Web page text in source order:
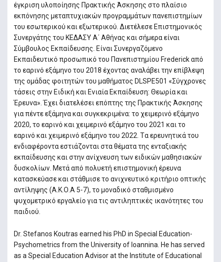
έγκριση υλοποίησης Πρακτικής Άσκησης στο πλαίσιο
εκπόνησης μεταπτυχιακών προγραμμάτων πανεπιστημίων
του εσωτερικού και εξωτερικού. Διετέλεσε Επιστημονικός
Συνεργάτης του ΚΕΔΑΣΥ Α΄ Αθήνας και σήμερα είναι
Σύμβουλος Εκπαίδευσης. Είναι Συνεργαζόμενο
Εκπαιδευτικό προσωπικό του Πανεπιστημίου Frederick από
το εαρινό εξάμηνο του 2018 έχοντας αναλάβει την επίβλεψη
της ομάδας φοιτητών του μαθήματος DLSPE501 «Σύγχρονες
τάσεις στην Ειδική και Ενιαία Εκπαίδευση: Θεωρία και
Έρευνα». Έχει διατελέσει επόπτης της Πρακτικής Άσκησης
για πέντε εξάμηνα και συγκεκριμένα: το χειμερινό εξάμηνο
2020, το εαρινό και χειμερινό εξάμηνο του 2021 και το
εαρινό και χειμερινό εξάμηνο του 2022. Tα ερευνητικά του
ενδιαφέροντα εστιάζονται στα θέματα της ενταξιακής
εκπαίδευσης και στην ανίχνευση των ειδικών μαθησιακών
δυσκολίων. Mετά από πολυετή επιστημονική έρευνα
κατασκεύασε και στάθμισε το ανιχνευτικό κριτήριο οπτικής
αντίληψης (Α.Κ.Ο.Α 5-7), το μοναδικό σταθμισμένο
ψυχομετρικό εργαλείο για τις αντιληπτικές ικανότητες του
παιδιού.
Dr. Stefanos Koutras earned his PhD in Special Education-
Psychometrics from the University of Ioannina. He has served
as a Special Education Advisor at the Institute of Educational